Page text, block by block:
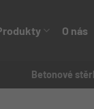
O nás
Betonové